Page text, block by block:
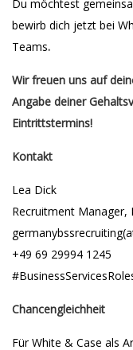
Du möchtest
bewirb dich jetzt bei
Teams.
Wir freuen uns auf
Angabe deiner
Eintrittstermins!
Kontakt
Lea Dick
Recruitment Manager,
+49 69 29994 1245
Chancengleichheit
Für White & Case als